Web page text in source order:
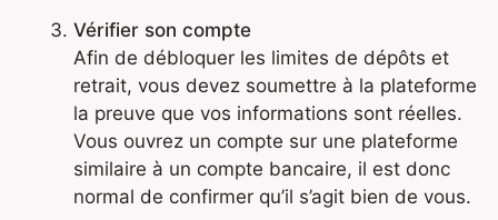
Vérifier son compte
Afin de débloquer les limites de dépôts et
retrait, vous devez soumettre à la plateforme
la preuve que vos informations sont réelles.
Vous ouvrez un compte sur une plateforme
similaire à un compte bancaire, il est donc
normal de confirmer qu’il s’agit bien de vous.